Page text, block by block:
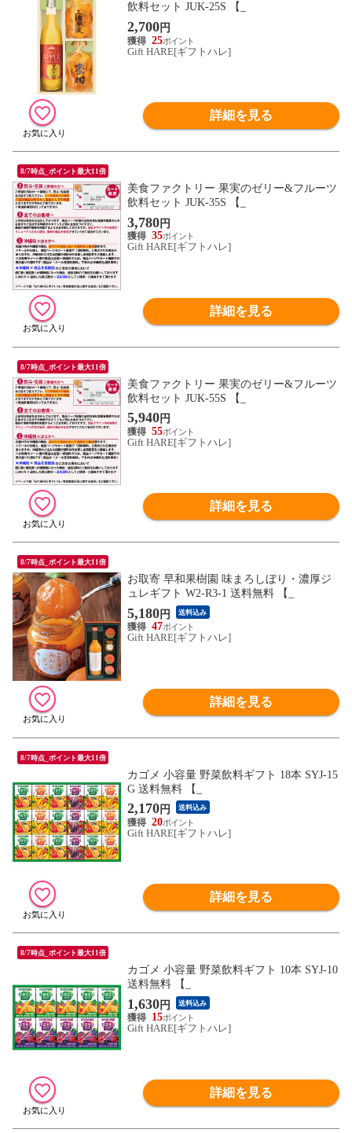
飲料セット JUK-25S 【_
2,700円
25
Gift HARE[ギフトハレ]
詳細を見る
8/7時点_ポイント最大11倍
美食ファクトリー 果実のゼリー&フルーツ
飲料セット JUK-35S 【_
3,780円
35
Gift HARE[ギフトハレ]
詳細を見る
8/7時点_ポイント最大11倍
美食ファクトリー 果実のゼリー&フルーツ
飲料セット JUK-55S 【_
5,940円
55
Gift HARE[ギフトハレ]
詳細を見る
8/7時点_ポイント最大11倍
お取寄 早和果樹園 味まろしぼり・濃厚ジ
ュレギフト W2-R3-1 送料無料 【_
5,180円 送料込み
47
Gift HARE[ギフトハレ]
詳細を見る
8/7時点_ポイント最大11倍
カゴメ 小容量 野菜飲料ギフト 18本 SYJ-15
G 送料無料 【_
2,170円 送料込み
20
Gift HARE[ギフトハレ]
詳細を見る
8/7時点_ポイント最大11倍
カゴメ 小容量 野菜飲料ギフト 10本 SYJ-10
送料無料 【_
1,630円 送料込み
15
Gift HARE[ギフトハレ]
詳細を見る